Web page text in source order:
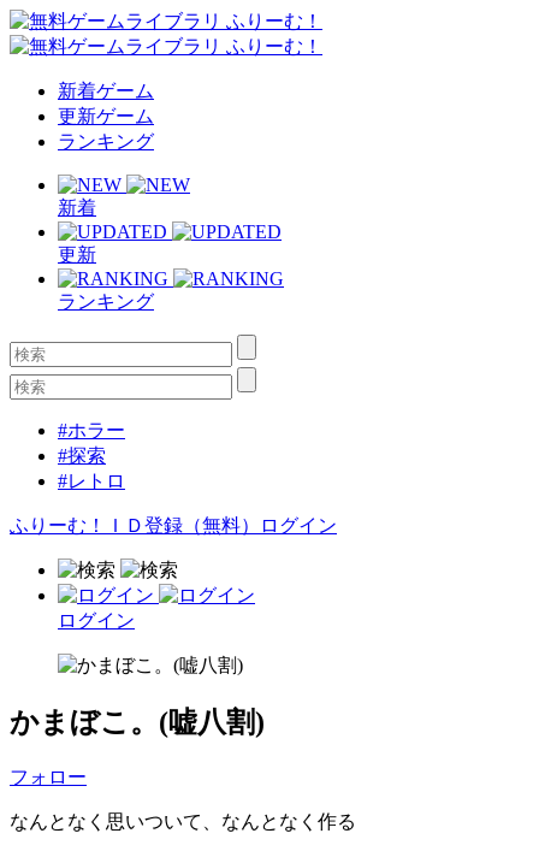
新着ゲーム
更新ゲーム
ランキング
新着
更新
ランキング
#ホラー
#探索
#レトロ
ふりーむ！ＩＤ登録（無料） ログイン
ログイン
かまぼこ。(嘘八割)
フォロー
なんとなく思いついて、なんとなく作る